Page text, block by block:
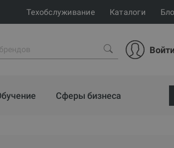
Техобслуживание Каталоги
Сферы бизнеса